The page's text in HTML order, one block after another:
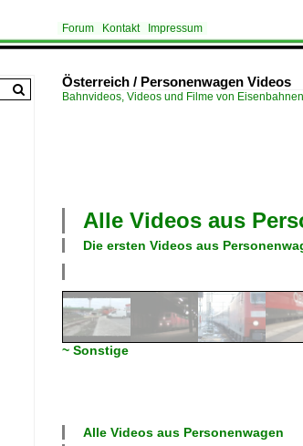
Forum Kontakt Impressum
Österreich / Personenwagen Videos
Bahnvideos, Videos und Filme von Eisenbahnen
Alle Videos aus
Die ersten Videos aus
~ Sonstige
Alle Videos aus Personenwagen